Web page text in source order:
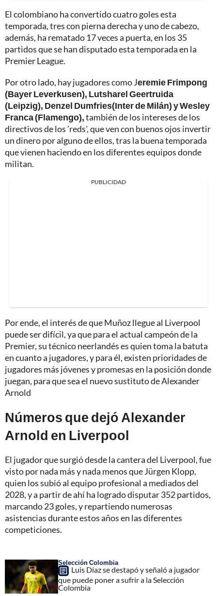
El colombiano ha convertido cuatro goles esta
temporada, tres con pierna derecha y uno de cabezo,
además, ha rematado 17 veces a puerta, en los 35
partidos que se han disputado esta temporada en la
Premier League.
Por otro lado, hay jugadores como Jeremie Frimpong
(Bayer Leverkusen), Lutsharel Geertruida
(Leipzig), Denzel Dumfries(Inter de Milán) y Wesley
Franca (Flamengo),también de los intereses de los
directivos de los 'reds', que ven con buenos ojos invertir
un dinero por alguno de ellos, tras la buena temporada
que vienen haciendo en los diferentes equipos donde
militan.
PUBLICIDAD
Por ende, el interés de que Muñoz llegue al Liverpool
puede ser difícil, ya que para el actual campeón de la
Premier, su técnico neerlandés es quien toma la batuta
en cuanto a jugadores, y para él, existen prioridades de
jugadores más jóvenes y promesas en la posición donde
juegan, para que sea el nuevo sustituto de Alexander
Arnold
Números que dejó Alexander
Arnold en Liverpool
El jugador que surgió desde la cantera del Liverpool, fue
visto por nada más y nada menos que Jürgen Klopp,
quien los subió al equipo profesional a mediados del
2028, y a partir de ahí ha logrado disputar 352 partidos,
marcando 23 goles, y repartiendo numerosas
asistencias durante estos años en las diferentes
competiciones.
Selección Colombia
Luis Díaz se destapó y señaló a jugador
que puede poner a sufrir a la Selección
Colombia